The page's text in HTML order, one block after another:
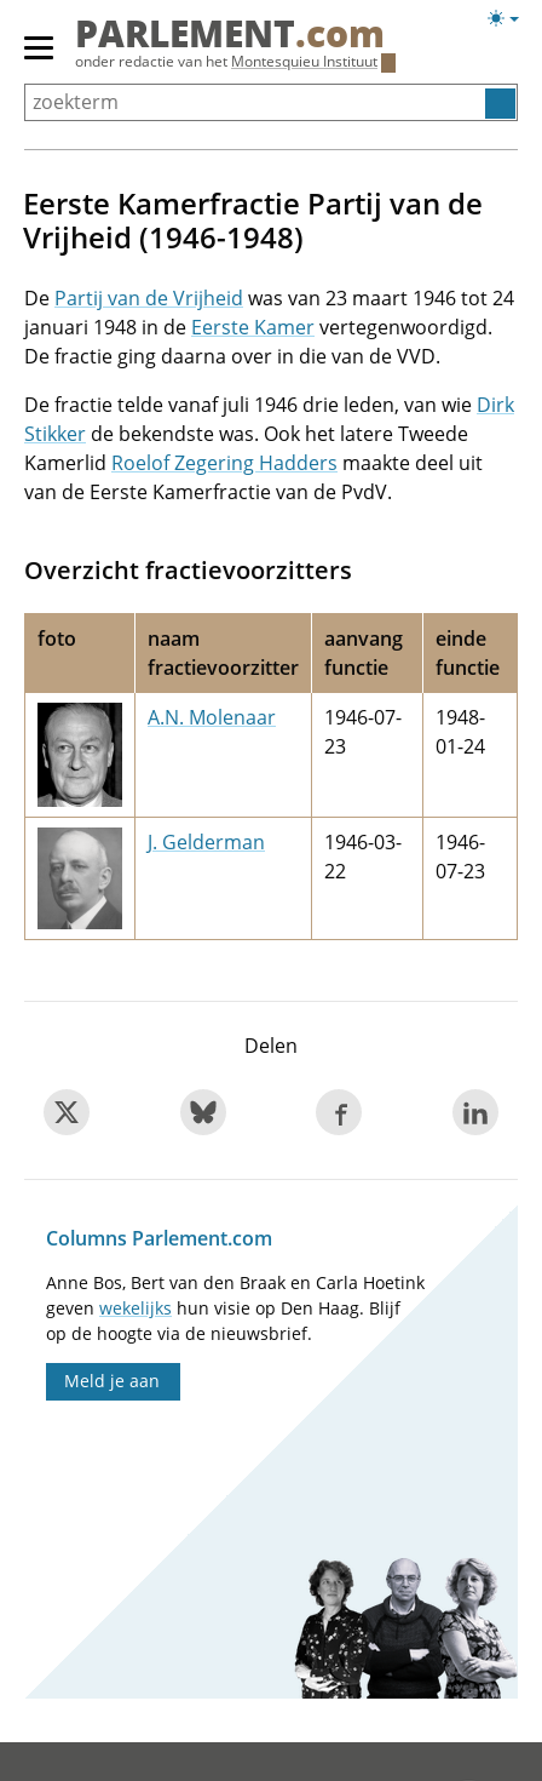
Overslaan
Primair
menu
tonen/verbergen
PARLEMENT.com
onder redactie van het Montesquieu Instituut
Eerste Kamerfractie Partij van de
Vrijheid (1946-1948)
De Partij van de Vrijheid was van 23 maart 1946 tot 24
januari 1948 in de Eerste Kamervertegenwoordigd.
De fractie ging daarna over in die van de VVD.
De fractie telde vanaf juli 1946 drie leden, van wie Dirk
Stikker de bekendste was. Ook het latere Tweede
Kamerlid Roelof Zegering Hadders maakte deel uit
van de Eerste Kamerfractie van de PvdV.
Overzicht fractievoorzitters
foto
naam
fractievoorzitter
aanvang
functie
einde
functie
A.N. Molenaar
1946-07-
23
1948-
01-24
J. Gelderman
1946-03-
22
1946-
07-23
Delen
Columns Parlement.com
Anne Bos, Bert van den Braak en Carla Hoetink
geven wekelijks hun visie op Den Haag. Blijf
op de hoogte via de nieuwsbrief.
Meld je aan